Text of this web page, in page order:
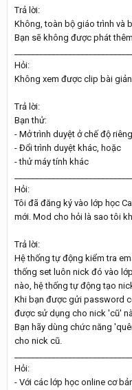
Trả lời:
Không, toàn bộ giáo trình và
Bạn sẽ không được phát
Hỏi:
Không xem được clip bài
Trả lời:
Bạn thử:
- Mở trình duyệt ở chế độ
- Đổi trình duyệt khác, hoặc
- thử máy tính khác
Hỏi:
Tôi đã đăng ký vào lớp học
mới. Mod cho hỏi là sao tôi
Trả lời:
Hệ thống tự động kiểm tra
thống set luôn nick đó vào
nào, hệ thống tự động tạo
Khi bạn được gửi password
được sử dụng cho nick 'cũ'
Bạn hãy dùng chức năng
cho nick cũ.
Hỏi:
- Với các lớp học online cơ